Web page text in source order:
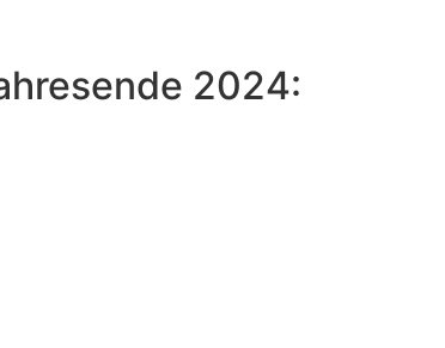
2024: